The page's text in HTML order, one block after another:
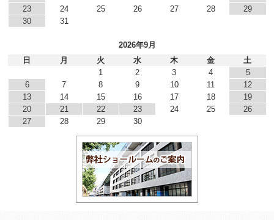
23
24 25 26 27 28
29
30
31
2026年9月
日
月 火 水 木 金
土
1
2 3 4
5
6
7 8 9 10 11
12
13
14 15 16 17 18
19
20
21 22 23 24 25
26
27
28 29 30